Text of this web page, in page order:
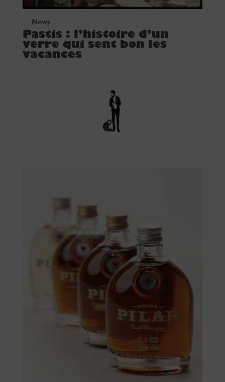
News
Pastis : l’histoire d’un
verre qui sent bon les
vacances